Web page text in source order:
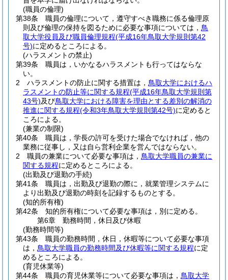
(職員の倫理)
第38条
職員の倫理について，遵守すべき職務に係る倫理原
則及び倫理の保持を図るために必要な事項については， 鳥
取大学役員及び職員倫理規程(平成16年鳥取大学規則第42
号)に定めるところによる。
(ハラスメントの禁止)
第39条
職員は，いかなるハラスメントも行ってはならな
い。
2
ハラスメントの防止に関する措置は， 鳥取大学におけるハ
ラスメントの防止等に関する規程(平成16年鳥取大学規則第
43号)及び鳥取大学における障害を理由とする差別の解消の
推進に関する規程(令和3年鳥取大学規則第42号)に定めると
ころによる。
(兼業の制限)
第40条
職員は，学長の許可を受けた場合でなければ，他の
業務に従事し，又は自ら営利企業を営んではならない。
2
職員の兼業について必要な事項は， 鳥取大学職員の兼業に
関する規程に定めるところによる。
(出勤及び退勤の手続)
第41条
職員は，出勤及び退勤の際に，就業管理システムに
より出勤及び退勤の時刻を記録するものとする。
(知的所有権)
第42条
知的所有権について必要な事項は，別に定める。
第6章
勤務時間，休日及び休暇
(勤務時間等)
第43条
職員の勤務時間，休日，休暇等について必要な事項
は， 鳥取大学職員の勤務時間及び休暇等に関する規程に定
めるところによる。
(育児休業等)
第44条
職員の育児休業等について必要な事項は， 鳥取大学